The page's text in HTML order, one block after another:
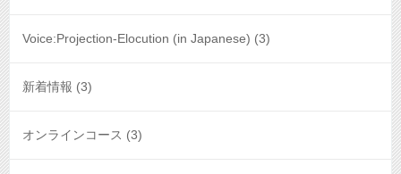
Voice:Projection-Elocution (in Japanese) (3)
新着情報 (3)
オンラインコース (3)